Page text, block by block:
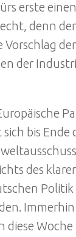
erste
denn
der
bis Ende
des
Politik
Immerhin
Woche